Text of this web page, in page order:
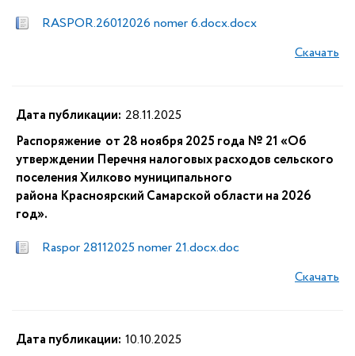
RASPOR.26012026 nomer 6.docx.docx
Скачать
Дата публикации: 28.11.2025
Распоряжение от 28 ноября 2025 года № 21 «Об
утверждении Перечня налоговых расходов сельского
поселения Хилково муниципального
района Красноярский Самарской области на 2026
год».
Raspor 28112025 nomer 21.docx.doc
Скачать
Дата публикации: 10.10.2025